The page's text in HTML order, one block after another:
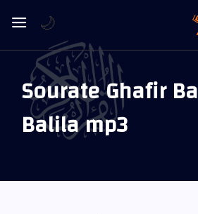
Sourate Ghafir
Balila mp3
🌙